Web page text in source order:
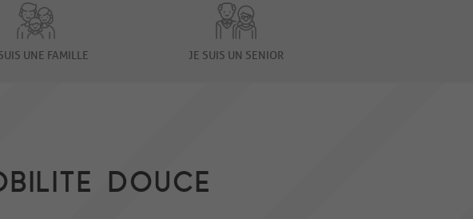
UNE FAMILLE JE SUIS UN SENIOR
DOUCE